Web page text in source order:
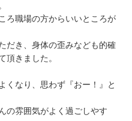
ろ職場の方からいいところが
だき、身体の歪みなども的確
頂きました。
くなり、思わず『おー！』と
の雰囲気がよく過ごしやす